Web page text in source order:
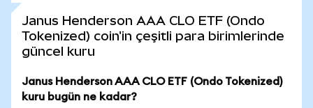
Janus Henderson AAA CLO ETF (Ondo
Tokenized) coin'in çeşitli para birimlerinde
güncel kuru
Janus Henderson AAA CLO ETF (Ondo Tokenized)
kuru bugün ne kadar?